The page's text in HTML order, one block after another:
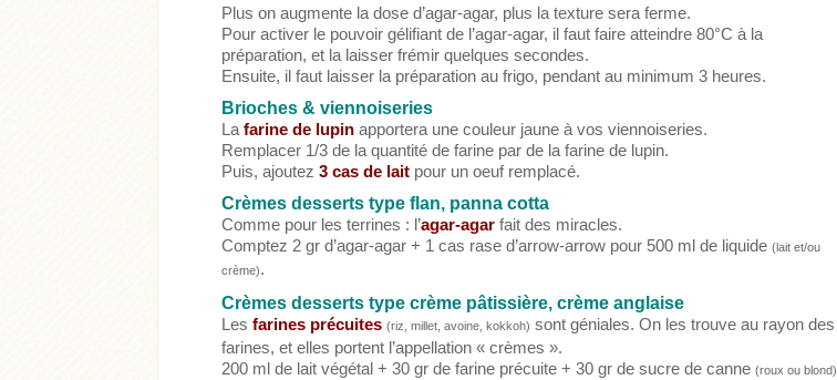
Plus on augmente la dose d’agar-agar, plus la texture sera ferme.
Pour activer le pouvoir gélifiant de l’agar-agar, il faut faire atteindre 80°C à la
préparation, et la laisser frémir quelques secondes.
Ensuite, il faut laisser la préparation au frigo, pendant au minimum 3 heures.
Brioches & viennoiseries
Lafarine de lupin apportera une couleur jaune à vos viennoiseries.
Remplacer 1/3 de la quantité de farine par de la farine de lupin.
Puis, ajoutez3 cas de lait pour un oeufremplacé.
Crèmes desserts type flan, panna cotta
Comme pour les terrines : l’agar-agar fait des miracles.
Comptez 2 gr d’agar-agar + 1 cas rase d’arrow-arrow pour 500 ml de liquide(lait et/ou
crème).
Crèmes desserts type crème pâtissière, crème anglaise
Lesfarines précuites(riz, millet, avoine, kokkoh) sont géniales. On les trouve au rayon des
farines, et elles portent l’appellation « crèmes ».
200 ml de lait végétal + 30 gr de farine précuite + 30 gr de sucre de canne(roux ou blond)